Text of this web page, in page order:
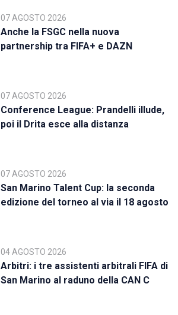
07 AGOSTO 2026
Anche la FSGC nella nuova
partnership tra FIFA+ e DAZN
07 AGOSTO 2026
Conference League: Prandelli illude,
poi il Drita esce alla distanza
07 AGOSTO 2026
San Marino Talent Cup: la seconda
edizione del torneo al via il 18 agosto
04 AGOSTO 2026
Arbitri: i tre assistenti arbitrali FIFA di
San Marino al raduno della CAN C